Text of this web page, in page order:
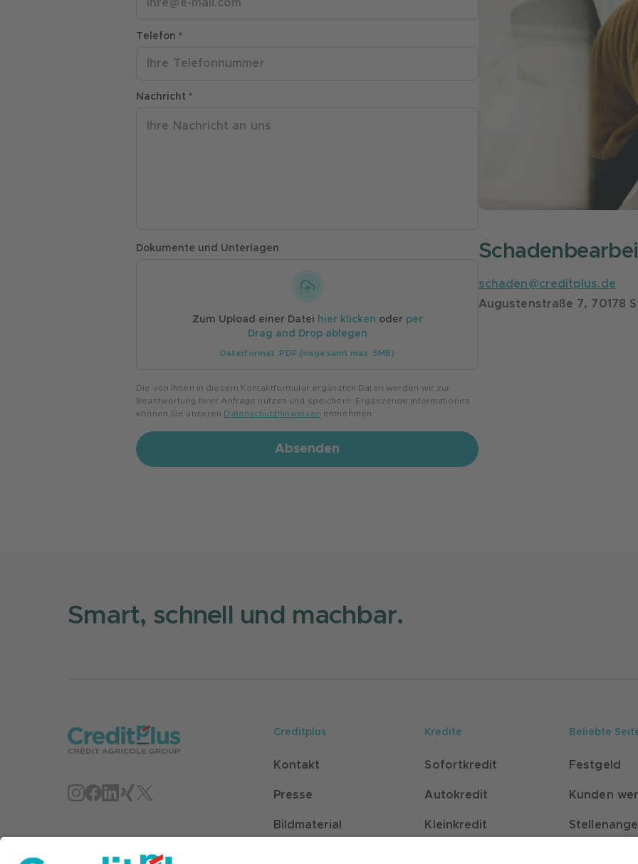
schaden@creditplus.de
Augustenstraße 7, 70178
Telefon *
Nachricht *
Dokumente und Unterlagen
Zum Upload einer Datei hier klicken oder per
Drag and Drop ablegen
Dateiformat .PDF (insgesamt max. 5MB)
Die von Ihnen in diesem Kontaktformular ergänzten Daten werden wir zur
Beantwortung Ihrer Anfrage nutzen und speichern. Ergänzende Informationen
können Sie unseren Datenschutzhinweisen entnehmen.
Absenden
Smart, schnell und machbar.
Creditplus
Kontakt
Presse
Bildmaterial
Kredite
Sofortkredit
Autokredit
Kleinkredit
Beliebte
Festgeld
Kunden